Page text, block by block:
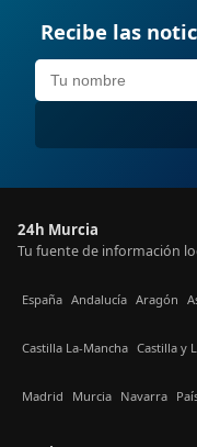
Recibe las
24h Murcia
Tu fuente de información
España Andalucía Aragón
Castilla La-Mancha Castilla y
Madrid Murcia Navarra